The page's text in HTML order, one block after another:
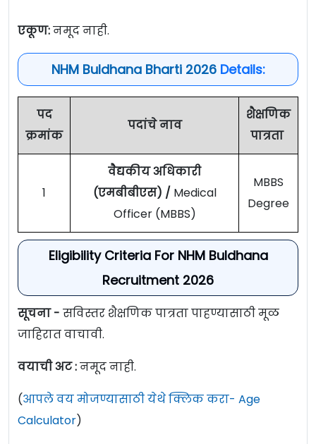
एकूण:नमूद नाही.
NHM Buldhana Bharti 2026Details:
पद
क्रमांक
पदांचे नाव
शैक्षणिक
पात्रता
1
वैद्यकीय अधिकारी
(एमबीबीएस) / Medical
Officer (MBBS)
MBBS
Degree
Eligibility Criteria For NHM Buldhana
Recruitment 2026
सूचना - सविस्तर शैक्षणिक पात्रता पाहण्यासाठी मूळ
जाहिरात वाचावी.
वयाची अट :नमूद नाही.
(आपले वय मोजण्यासाठी येथे क्लिक करा- Age
Calculator)